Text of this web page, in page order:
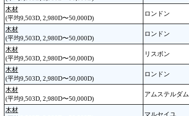
木材
(平均9,503D, 2,980D〜50,000D)
ロンドン
木材
(平均9,503D, 2,980D〜50,000D)
ロンドン
木材
(平均9,503D, 2,980D〜50,000D)
リスボン
木材
(平均9,503D, 2,980D〜50,000D)
ロンドン
木材
(平均9,503D, 2,980D〜50,000D)
アムステルダム
木材
マルセイユ